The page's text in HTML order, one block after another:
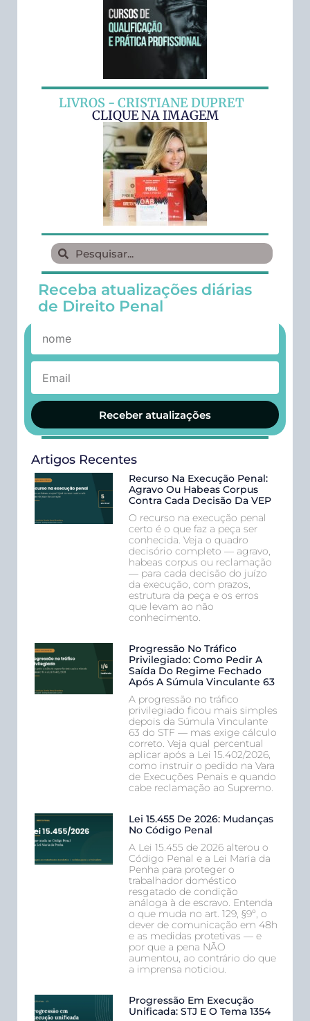
LIVROS - CRISTIANE DUPRET
CLIQUE NA IMAGEM
Receba atualizações diárias
de Direito Penal
Receber atualizações
Artigos Recentes
Recurso Na Execução Penal:
Agravo Ou Habeas Corpus
Contra Cada Decisão Da VEP
O recurso na execução penal
certo é o que faz a peça ser
conhecida. Veja o quadro
decisório completo — agravo,
habeas corpus ou reclamação
— para cada decisão do juízo
da execução, com prazos,
estrutura da peça e os erros
que levam ao não
conhecimento.
Progressão No Tráfico
Privilegiado: Como Pedir A
Saída Do Regime Fechado
Após A Súmula Vinculante 63
A progressão no tráfico
privilegiado ficou mais simples
depois da Súmula Vinculante
63 do STF — mas exige cálculo
correto. Veja qual percentual
aplicar após a Lei 15.402/2026,
como instruir o pedido na Vara
de Execuções Penais e quando
cabe reclamação ao Supremo.
Lei 15.455 De 2026: Mudanças
No Código Penal
A Lei 15.455 de 2026 alterou o
Código Penal e a Lei Maria da
Penha para proteger o
trabalhador doméstico
resgatado de condição
análoga à de escravo. Entenda
o que muda no art. 129, §9º, o
dever de comunicação em 48h
e as medidas protetivas — e
por que a pena NÃO
aumentou, ao contrário do que
a imprensa noticiou.
Progressão Em Execução
Unificada: STJ E O Tema 1354